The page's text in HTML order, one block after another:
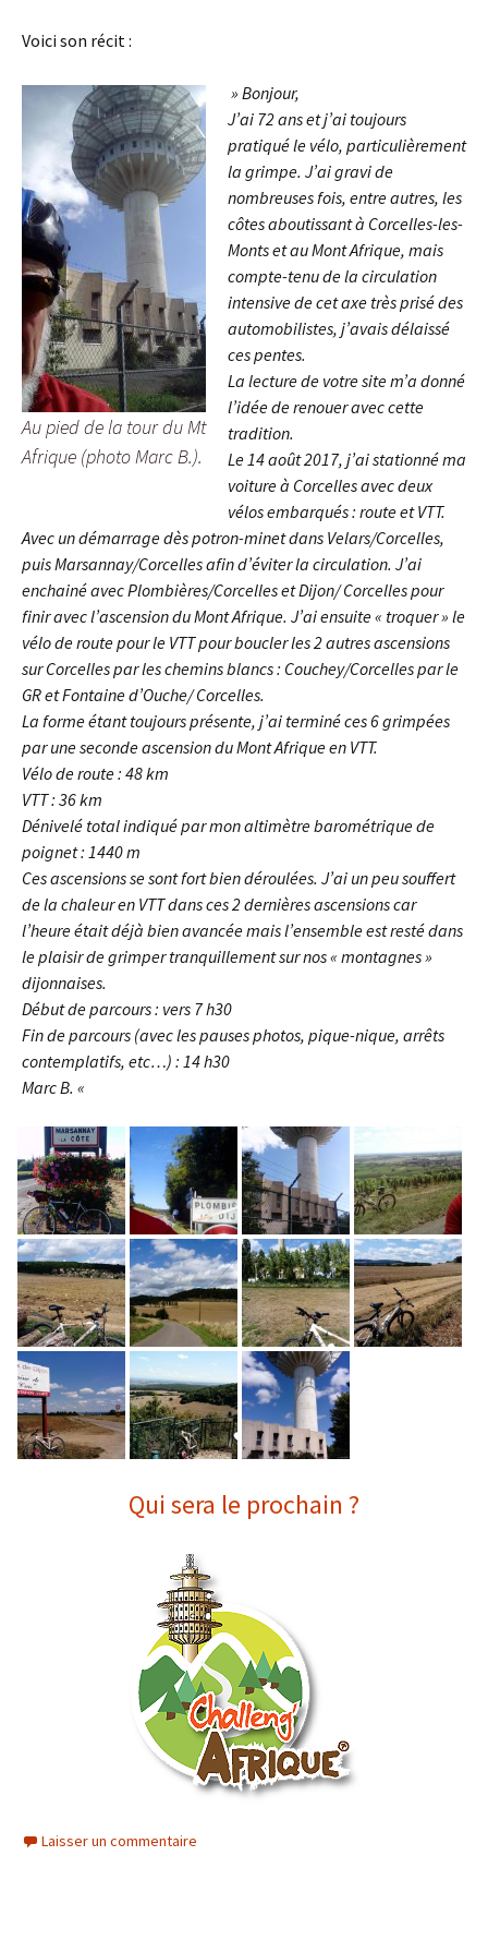
Voici son récit :
Au pied de la tour du Mt
Afrique (photo Marc B.).
» Bonjour,
J’ai 72 ans et j’ai toujours
pratiqué le vélo, particulièrement
la grimpe. J’ai gravi de
nombreuses fois, entre autres, les
côtes aboutissant à Corcelles-les-
Monts et au Mont Afrique, mais
compte-tenu de la circulation
intensive de cet axe très prisé des
automobilistes, j’avais délaissé
ces pentes.
La lecture de votre site m’a donné
l’idée de renouer avec cette
tradition.
Le 14 août 2017, j’ai stationné ma
voiture à Corcelles avec deux
vélos embarqués : route et VTT.
Avec un démarrage dès potron-minet dans Velars/Corcelles,
puis Marsannay/Corcelles afin d’éviter la circulation. J’ai
enchainé avec Plombières/Corcelles et Dijon/ Corcelles pour
finir avec l’ascension du Mont Afrique. J’ai ensuite « troquer » le
vélo de route pour le VTT pour boucler les 2 autres ascensions
sur Corcelles par les chemins blancs : Couchey/Corcelles par le
GR et Fontaine d’Ouche/ Corcelles.
La forme étant toujours présente, j’ai terminé ces 6 grimpées
par une seconde ascension du Mont Afrique en VTT.
Vélo de route : 48 km
VTT : 36 km
Dénivelé total indiqué par mon altimètre barométrique de
poignet : 1440 m
Ces ascensions se sont fort bien déroulées. J’ai un peu souffert
de la chaleur en VTT dans ces 2 dernières ascensions car
l’heure était déjà bien avancée mais l’ensemble est resté dans
le plaisir de grimper tranquillement sur nos « montagnes »
dijonnaises.
Début de parcours : vers 7 h30
Fin de parcours (avec les pauses photos, pique-nique, arrêts
contemplatifs, etc…) : 14 h30
Marc B. «
Qui sera le prochain ?
Laisser un commentaire